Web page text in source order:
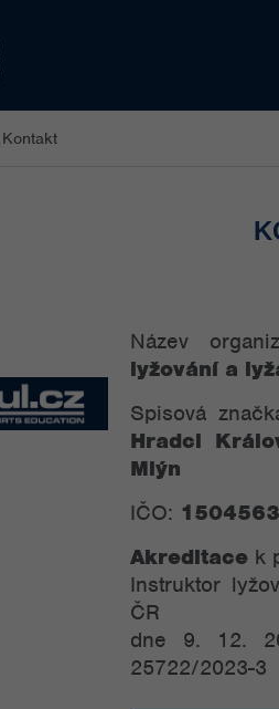
Kontakt
Název
lyžování a
Spisová
Hradci
Mlýn
IČO:
Akreditace k
Instruktor
ČR
dne 9. 12.
25722/2023-3